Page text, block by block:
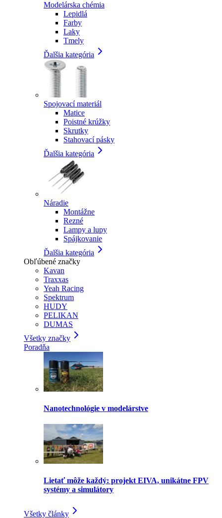
Modelárska chémia
Lepidlá
Farby
Laky
Tmely
Ďalšia kategória
Spojovací materiál
Matice
Poistné krúžky
Skrutky
Stahovací pásky
Ďalšia kategória
Náradie
Montážne
Rezné
Lampy a lupy
Spájkovanie
Ďalšia kategória
Obľúbené značky
Kavan
Traxxas
Yeah Racing
Spektrum
HUDY
PELIKAN
DUMAS
Všetky značky
Poradňa
Nanotechnológie v modelárstve
Lietať môže každý: projekt EIVA, unikátne FPV
systémy a simulátory
Všetky články